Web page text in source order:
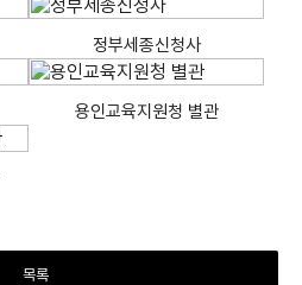
정부세종신청사
용인교육지원청 별관
목록